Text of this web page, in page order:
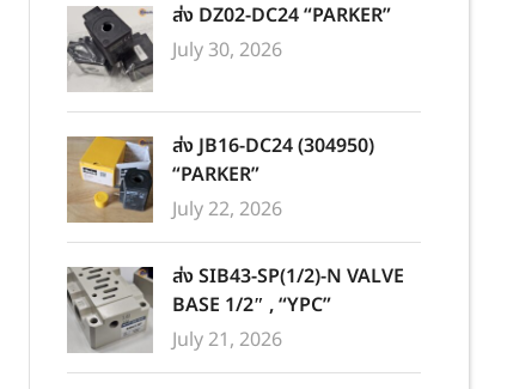
ส่ง DZ02-DC24 “PARKER”
July 30, 2026
ส่ง JB16-DC24 (304950)
“PARKER”
July 22, 2026
ส่ง SIB43-SP(1/2)-N VALVE
BASE 1/2″ , “YPC”
July 21, 2026